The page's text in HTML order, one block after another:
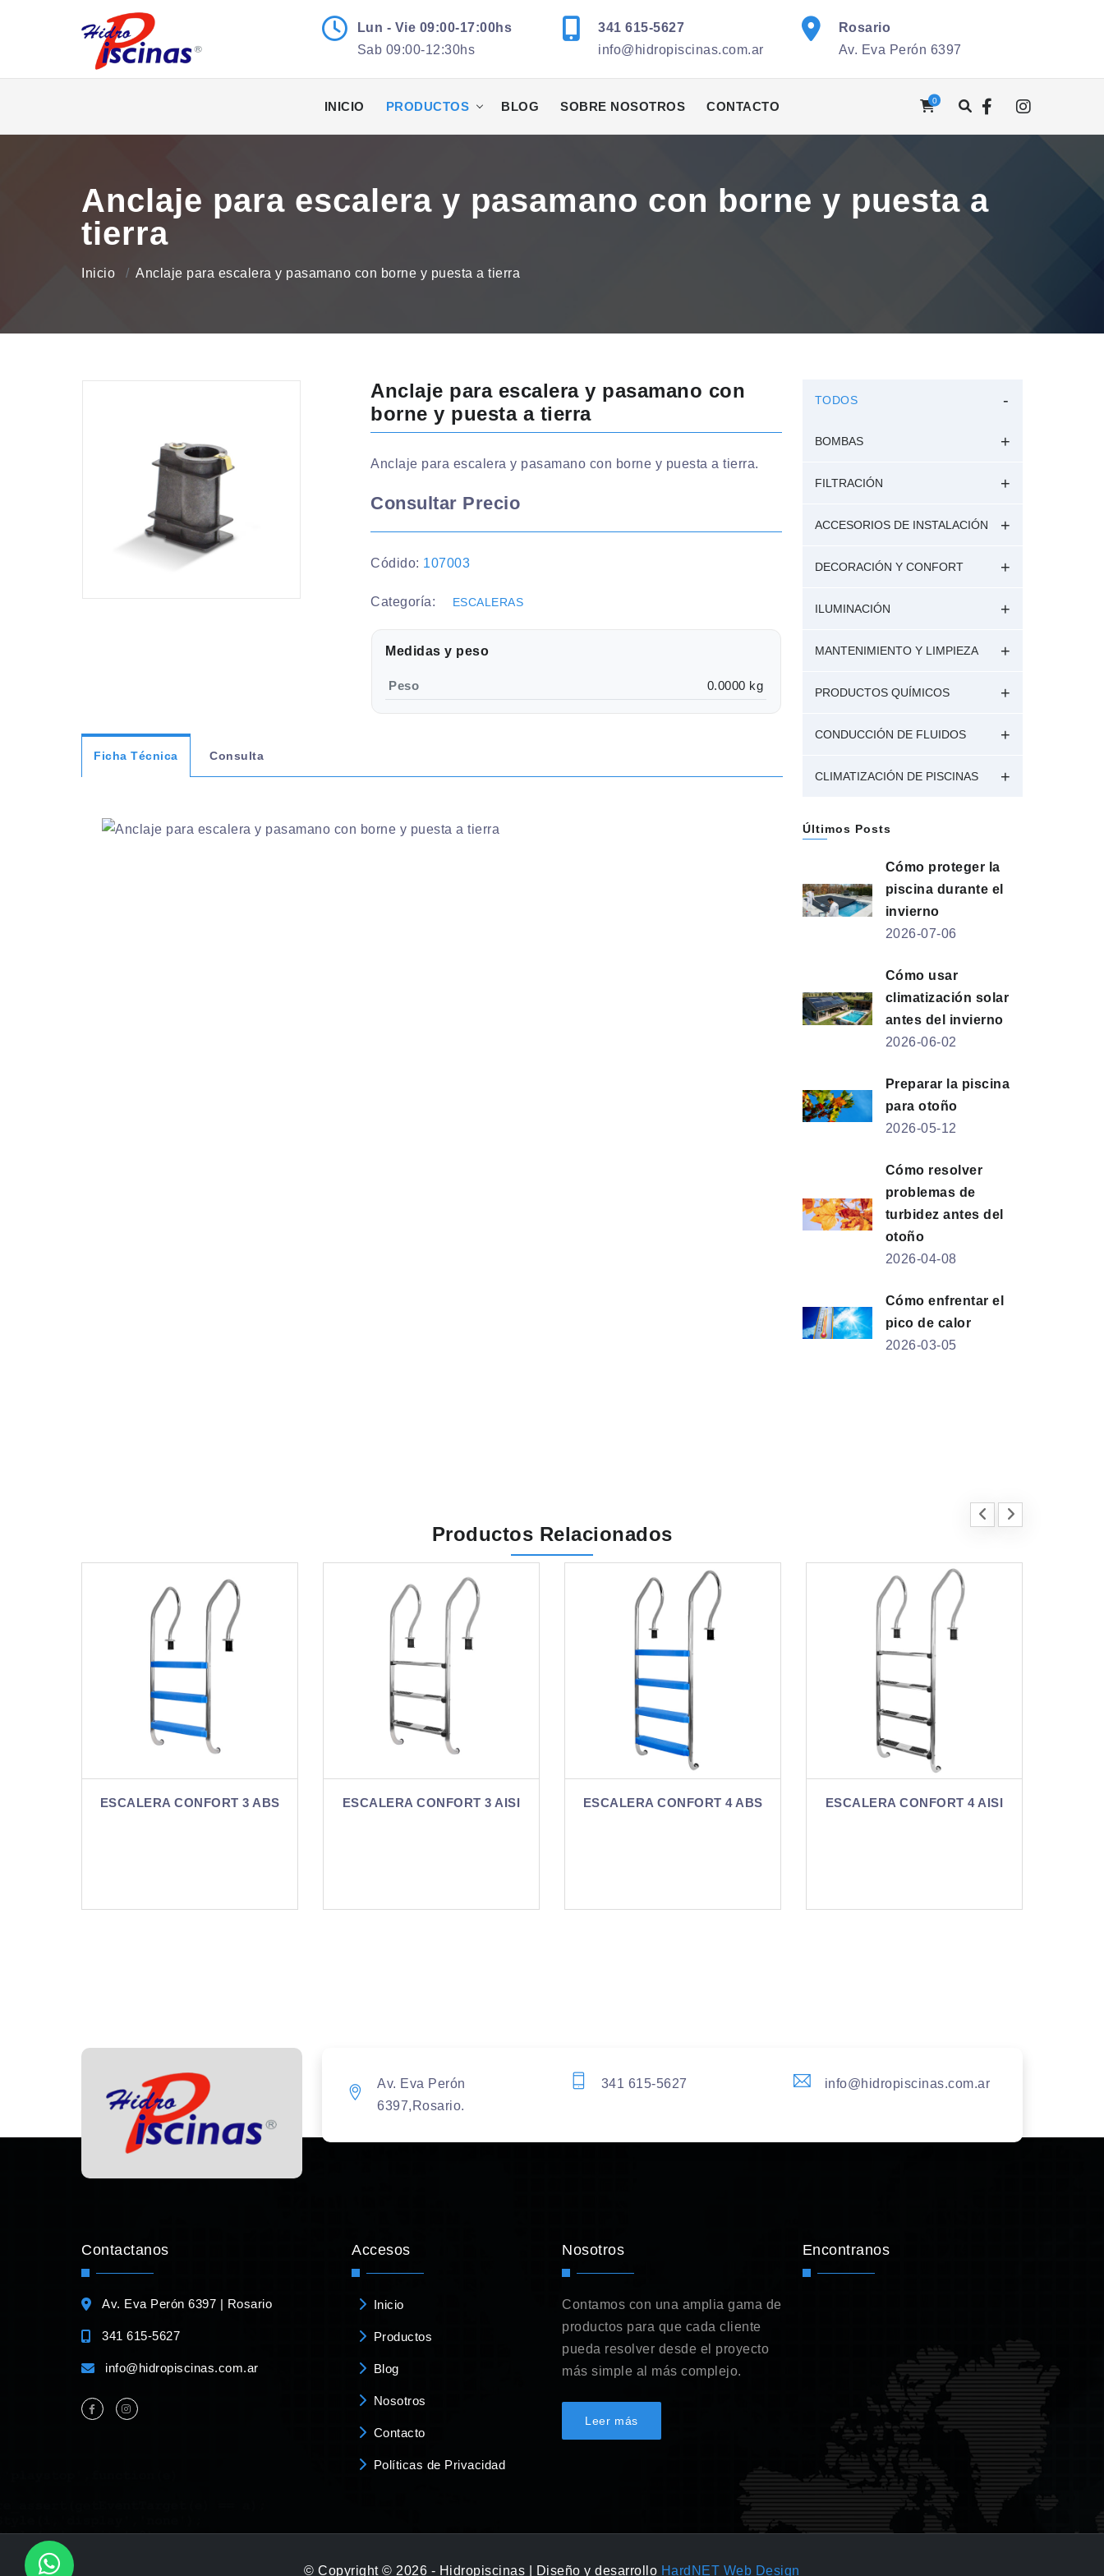
Lun - Vie 09:00-17:00hs
Sab 09:00-12:30hs
341 615-5627
info@hidropiscinas.com.ar
Rosario
Av. Eva Perón 6397
INICIO PRODUCTOS BLOG SOBRE NOSOTROS CONTACTO 0
Anclaje para escalera y pasamano con borne y puesta a
tierra
Inicio Anclaje para escalera y pasamano con borne y puesta a tierra
Anclaje para escalera y pasamano con
borne y puesta a tierra
Anclaje para escalera y pasamano con borne y puesta a tierra.
Consultar Precio
Códido: 107003
Categoría: ESCALERAS
Medidas y peso
Peso 0.0000 kg
Ficha Técnica Consulta
TODOS
BOMBAS
FILTRACIÓN
ACCESORIOS DE INSTALACIÓN
DECORACIÓN Y CONFORT
ILUMINACIÓN
MANTENIMIENTO Y LIMPIEZA
PRODUCTOS QUÍMICOS
CONDUCCIÓN DE FLUIDOS
CLIMATIZACIÓN DE PISCINAS
Últimos Posts
Cómo proteger la
piscina durante el
invierno
2026-07-06
Cómo usar
climatización solar
antes del invierno
2026-06-02
Preparar la piscina
para otoño
2026-05-12
Cómo resolver
problemas de
turbidez antes del
otoño
2026-04-08
Cómo enfrentar el
pico de calor
2026-03-05
Productos Relacionados
ESCALERA CONFORT 3 AISI ESCALERA CONFORT 4 ABS ESCALERA CONFORT 4 AISI VAINA ESCALERA
Av. Eva Perón
6397,Rosario.
341 615-5627 info@hidropiscinas.com.ar
Contactanos
Av. Eva Perón 6397 | Rosario
341 615-5627
info@hidropiscinas.com.ar
Accesos
Inicio
Productos
Blog
Nosotros
Contacto
Políticas de Privacidad
Nosotros
Contamos con una amplia gama de
productos para que cada cliente
pueda resolver desde el proyecto
más simple al más complejo.
Leer más
Encontranos
© Copyright © 2026 - Hidropiscinas | Diseño y desarrollo HardNET Web Design